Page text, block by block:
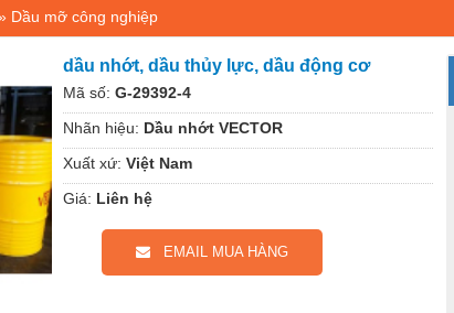
Dầu mỡ công nghiệp
dầu nhớt, dầu thủy lực, dầu động cơ
Mã số: G-29392-4
Nhãn hiệu: Dầu nhớt VECTOR
Xuất xứ: Việt Nam
Giá: Liên hệ
EMAIL MUA HÀNG